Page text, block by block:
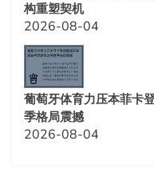
构重塑契机
2026-08-04
葡萄牙体育力压本菲卡
季格局震撼
2026-08-04